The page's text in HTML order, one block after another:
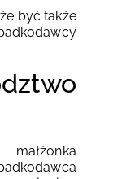
być także